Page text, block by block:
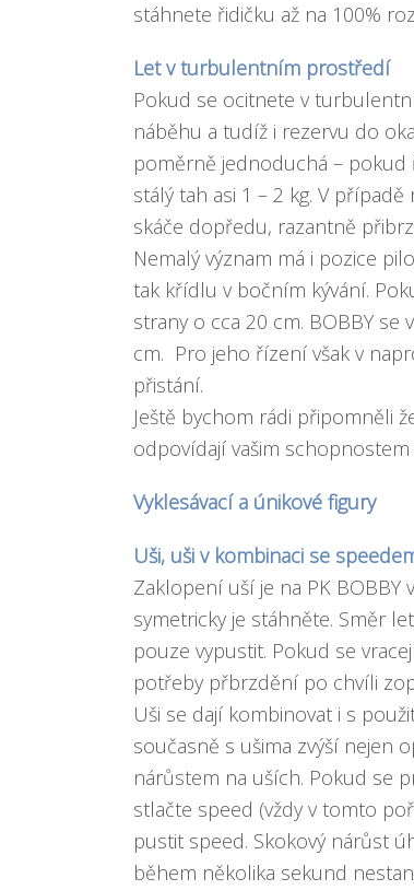
stáhnete řidičku až na 100%
Let v turbulentním prostředí
Pokud se ocitnete v
náběhu a tudíž i rezervu do
poměrně jednoduchá –
stálý tah asi 1 – 2 kg. V
skáče dopředu, razantně
Nemalý význam má i pozice
tak křídlu v bočním kývání.
strany o cca 20 cm. BOBBY
cm. Pro jeho řízení však v
přistání.
Ještě bychom rádi připomněli
odpovídají vašim
Vyklesávací a únikové figury
Uši, uši v kombinaci se
Zaklopení uší je na PK BOBBY
symetricky je stáhněte. Směr
pouze vypustit. Pokud se
potřeby přbrzdění po chvíli
Uši se dají kombinovat i s
současně s ušima zvýší nejen
nárůstem na uších. Pokud se
stlačte speed (vždy v tomto
pustit speed. Skokový nárůst
během několika sekund